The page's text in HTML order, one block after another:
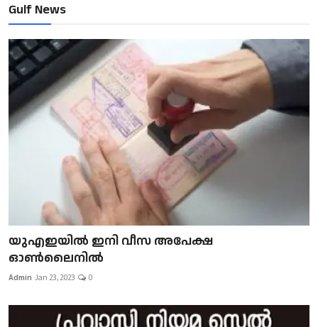
Gulf News
യുഎഇയിൽ ഇനി വീസ അപേക്ഷ
ഓൺലൈനിൽ
Admin Jan 23, 2023 0